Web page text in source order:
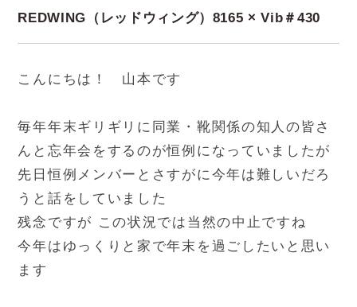
REDWING（レッドウィング）8165 × Vib＃430
こんにちは！ 山本です
毎年年末ギリギリに同業・靴関係の知人の皆さ
んと忘年会をするのが恒例になっていましたが
先日恒例メンバーとさすがに今年は難しいだろ
うと話をしていました
残念ですが この状況では当然の中止ですね
今年はゆっくりと家で年末を過ごしたいと思い
ます